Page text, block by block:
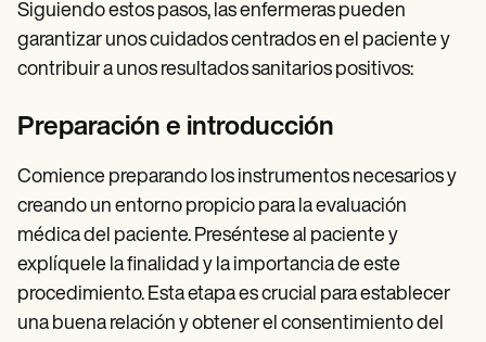
Siguiendo estos pasos, las enfermeras pueden
garantizar unos cuidados centrados en el paciente y
contribuir a unos resultados sanitarios positivos:
Preparación e introducción
Comience preparando los instrumentos necesarios y
creando un entorno propicio para la evaluación
médica del paciente. Preséntese al paciente y
explíquele la finalidad y la importancia de este
procedimiento. Esta etapa es crucial para establecer
una buena relación y obtener el consentimiento del